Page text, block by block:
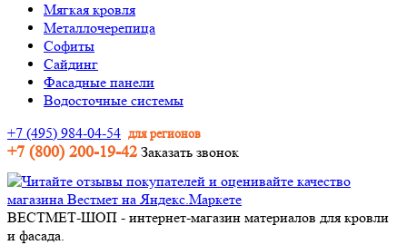
Мягкая кровля
Металлочерепица
Софиты
Сайдинг
Фасадные панели
Водосточные системы
+7 (495) 984-04-54 для регионов
+7 (800) 200-19-42 Заказать звонок
ВЕСТМЕТ-ШОП - интернет-магазин материалов для кровли
и фасада.